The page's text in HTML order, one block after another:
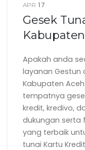
APR 17
Gesek
Apakah anda
layanan Gestun
Kabupaten
tempatnya
kredit, kredivo,
dukungan serta
yang terbaik
tunai Kartu